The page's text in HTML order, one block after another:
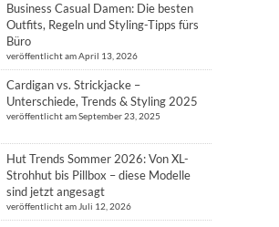
Business Casual Damen: Die besten
Outfits, Regeln und Styling-Tipps fürs
Büro
veröffentlicht am April 13, 2026
Cardigan vs. Strickjacke –
Unterschiede, Trends & Styling 2025
veröffentlicht am September 23, 2025
Hut Trends Sommer 2026: Von XL-
Strohhut bis Pillbox – diese Modelle
sind jetzt angesagt
veröffentlicht am Juli 12, 2026